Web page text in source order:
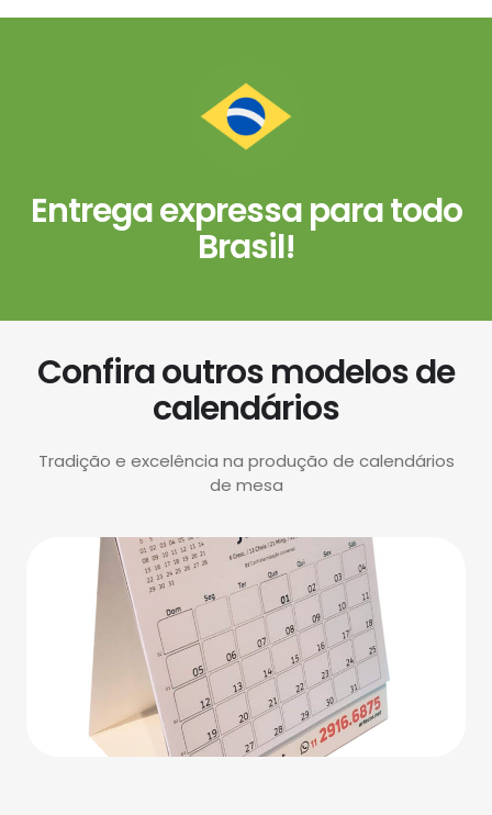
Entrega expressa para todo
Brasil!
Confira outros modelos de
calendários
Tradição e excelência na produção de calendários
de mesa